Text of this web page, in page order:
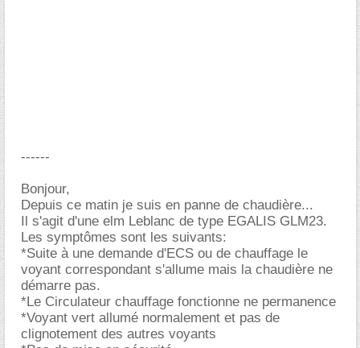
------
Bonjour,
Depuis ce matin je suis en panne de chaudière...
Il s'agit d'une elm Leblanc de type EGALIS GLM23.
Les symptômes sont les suivants:
*Suite à une demande d'ECS ou de chauffage le
voyant correspondant s'allume mais la chaudière ne
démarre pas.
*Le Circulateur chauffage fonctionne ne permanence
*Voyant vert allumé normalement et pas de
clignotement des autres voyants